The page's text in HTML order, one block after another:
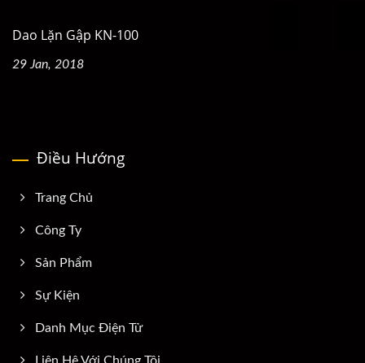
Dao Lặn Gập KN-100
29 Jan, 2018
Điều Hướng
Trang Chủ
Công Ty
Sản Phẩm
Sự Kiện
Danh Mục Điện Tử